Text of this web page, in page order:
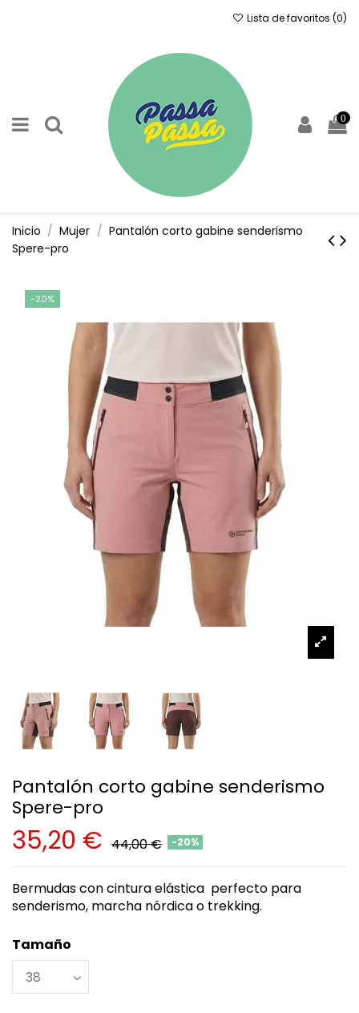
Lista de favoritos (0)
0
Inicio Mujer
Pantalón corto gabine senderismo
Spere-pro
-20%
Pantalón corto gabine senderismo
Spere-pro
35,20 € 44,00 € -20%
Bermudas con cintura elástica perfecto para
senderismo, marcha nórdica o trekking.
Tamaño